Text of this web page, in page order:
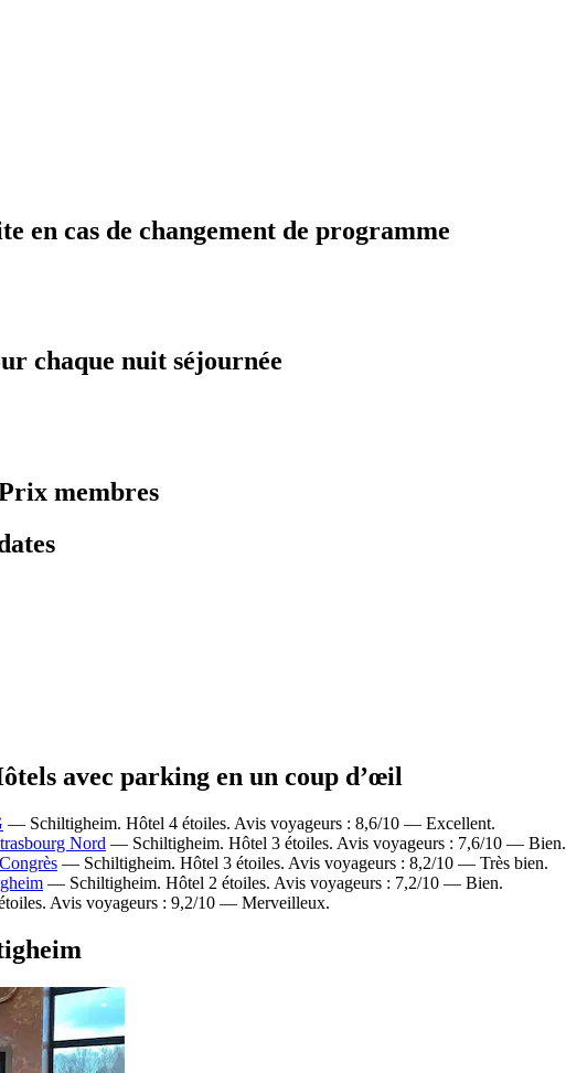
en cas de changement de programme
chaque nuit séjournée
membres
avec parking en un coup d’œil
— Schiltigheim. Hôtel 4 étoiles. Avis voyageurs : 8,6/10 — Excellent.
Nord — Schiltigheim. Hôtel 3 étoiles. Avis voyageurs : 7,6/10 — Bien.
— Schiltigheim. Hôtel 3 étoiles. Avis voyageurs : 8,2/10 — Très bien.
— Schiltigheim. Hôtel 2 étoiles. Avis voyageurs : 7,2/10 — Bien.
Avis voyageurs : 9,2/10 — Merveilleux.